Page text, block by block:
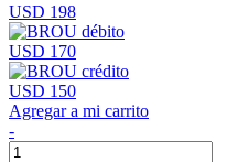
USD 198
USD 170
USD 150
Agregar a mi carrito
-